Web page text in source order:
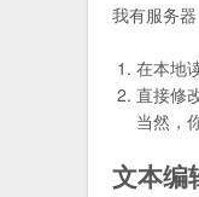
我有服务
在本地
直接修
当然，
文本编